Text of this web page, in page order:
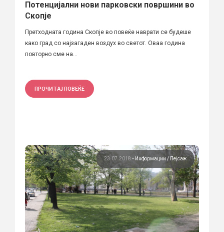
Потенцијални нови парковски површини во
Скопје
Претходната година Скопје во повеќе наврати се будеше
како град со најзагаден воздух во светот. Оваа година
повторно сме на...
ПРОЧИТАЈ ПОВЕЌЕ
23.07.2018 • Информации Пејсаж